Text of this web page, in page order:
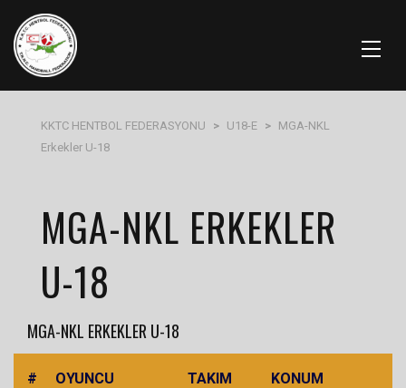
KKTC HENTBOL FEDERASYONU > U18-E > MGA-NKL
Erkekler U-18
MGA-NKL ERKEKLER
U-18
MGA-NKL ERKEKLER U-18
# OYUNCU TAKIM KONUM